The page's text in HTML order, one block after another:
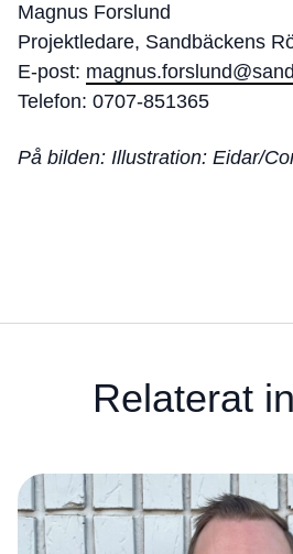
Magnus Forslund
Projektledare, Sandbäckens
E-post:
Telefon: 0707-851365
På bilden: Illustration: Eidar/
Relaterat